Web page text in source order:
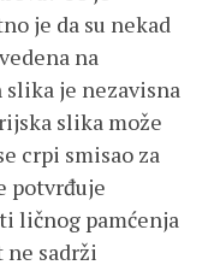
je da su nekad
na
slika je nezavisna
slika može
crpi smisao za
potvrđuje
ličnog pamćenja
ne sadrži